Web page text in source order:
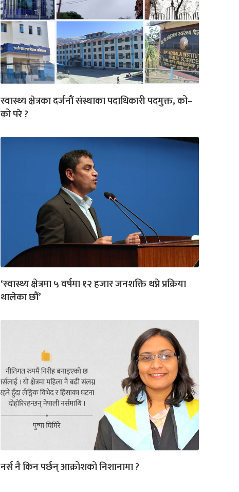
स्वास्थ्य क्षेत्रका दर्जनौं संस्थाका पदाधिकारी पदमुक्त, को–
को परे ?
‘स्वास्थ्य क्षेत्रमा ५ वर्षमा १२ हजार जनशक्ति थप्ने प्रक्रिया
थालेका छौं’
नर्स नै किन पर्छन् आक्रोशको निशानामा ?